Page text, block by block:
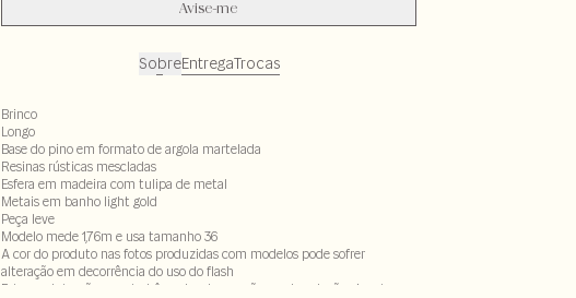
Avise-me
SobreEntregaTrocas
Brinco
Longo
Base do pino em formato de argola martelada
Resinas rústicas mescladas
Esfera em madeira com tulipa de metal
Metais em banho light gold
Peça leve
Modelo mede 1,76m e usa tamanho 36
A cor do produto nas fotos produzidas com modelos pode sofrer
alteração em decorrência do uso do flash
Este produto não resgata bônus lovely por não ser da coleção vigente